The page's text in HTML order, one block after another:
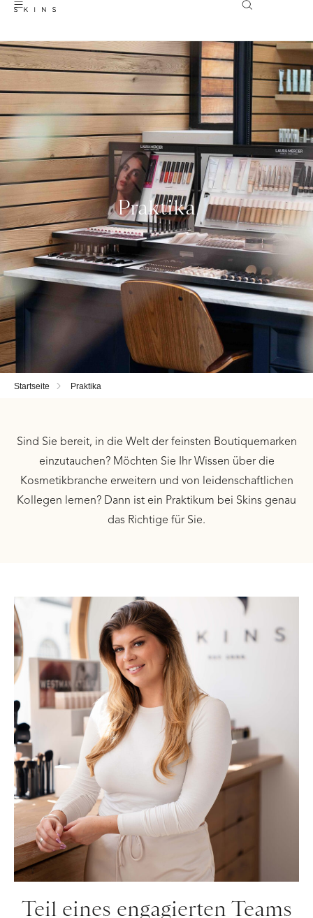
Praktika
Startseite Praktika
Sind Sie bereit, in die Welt der feinsten Boutiquemarken
einzutauchen? Möchten Sie Ihr Wissen über die
Kosmetikbranche erweitern und von leidenschaftlichen
Kollegen lernen? Dann ist ein Praktikum bei Skins genau
das Richtige für Sie.
Teil eines engagierten Teams